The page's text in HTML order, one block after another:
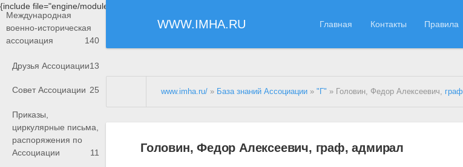
{include file="engine/modules/saperu/head.php"}
WWW.IMHA.RU Главная Контакты Правила
Международная
военно-историческая
ассоциация
140
Друзья Ассоциации13
Совет Ассоциации 25
Приказы,
циркулярные письма,
распоряжения по
Ассоциации
11
www.imha.ru/ » База знаний Ассоциации »"Г" » Головин, Федор Алексеевич, граф
Головин, Федор Алексеевич, граф, адмирал